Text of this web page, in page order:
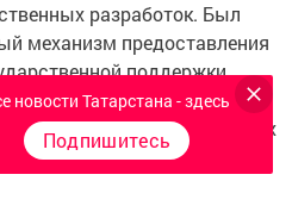
разработок. Был
механизм предоставления
поддержки,
«Школа цифровых
технологического
новости Татарстана - здесь
Подпишитесь